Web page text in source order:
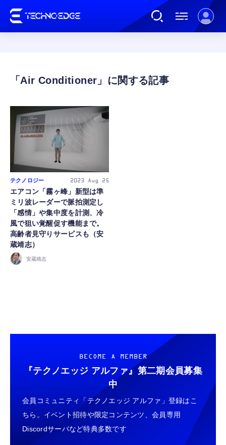
カルチャー
公式ストア
Air Conditioner
テクノロジー 2023 Aug 25
エアコン「霧ヶ峰」新型は準
ミリ波レーダーで脈拍測定し
「感情」や集中度を計測、冷
風で狙い覚醒促す機能まで。
高齢者見守りサービスも（安
蔵靖志）
安蔵靖志
BECOME A MEMBER
『テクノエッジ アルファ』 第二期会員募集
中
会員コミュニティ「テクノエッジ アルファ」登録はこ
ちら。イベント招待や限定コンテンツ、会員専用
Discordサーバなど特典多数です